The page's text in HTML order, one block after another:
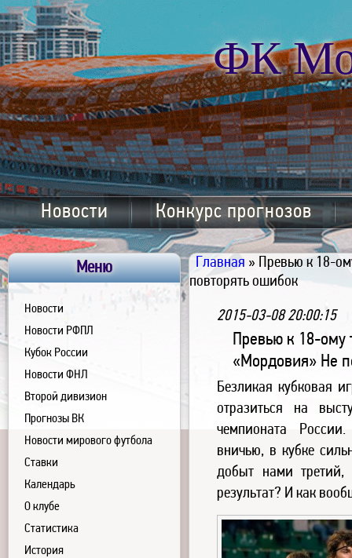
ФК
Новости Конкурс прогнозов
Главная » Превью к 18-
повторять ошибок
2015-03-08 20:00:15
Превью к 18-ому
«Мордовия» Не
Безликая кубковая
отразиться на
чемпионата
вничью, в кубке
добыт нами
результат? И как
Меню
Новости
Новости РФПЛ
Кубок России
Новости ФНЛ
Второй дивизион
Прогнозы ВК
Новости мирового футбола
Ставки
Календарь
О клубе
Статистика
История